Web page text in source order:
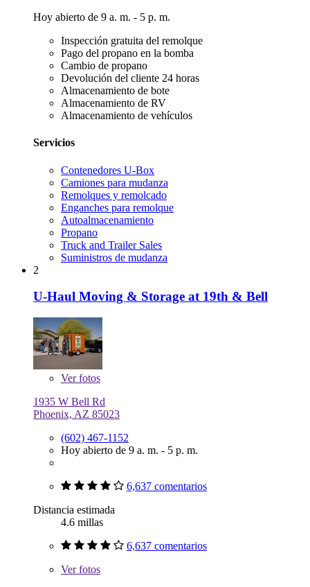
Hoy abierto de 9 a. m. - 5 p. m.
Inspección gratuita del remolque
Pago del propano en la bomba
Cambio de propano
Devolución del cliente 24 horas
Almacenamiento de bote
Almacenamiento de RV
Almacenamiento de vehículos
Servicios
Contenedores U-Box
Camiones para mudanza
Remolques y remolcado
Enganches para remolque
Autoalmacenamiento
Propano
Truck and Trailer Sales
Suministros de mudanza
2
U-Haul Moving & Storage at 19th & Bell
Verfotos
1935 W Bell Rd
Phoenix, AZ 85023
(602) 467-1152
Hoy abierto de 9 a. m. - 5 p. m.
6,637 comentarios
Distancia estimada
4.6 millas
6,637 comentarios
Verfotos